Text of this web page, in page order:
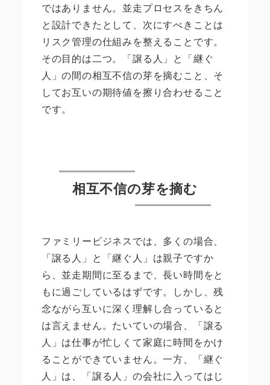
ではありません。並走プロセスをきちん
と設計できたとして、次にすべきことは
リスク管理の仕組みを整えることです。
その目的は二つ。「譲る人」と「継ぐ
人」の間の相互不信の芽を摘むこと、そ
してお互いの期待値を擦り合わせること
です。
相互不信の芽を摘む
ファミリービジネスでは、多くの場合、
「譲る人」と「継ぐ人」は親子ですか
ら、並走期間に至るまで、長い時間をと
もに過ごしているはずです。しかし、残
念ながら互いに深く理解し合っていると
は言えません。たいていの場合、「譲る
人」は仕事が忙しくて家庭に時間をかけ
ることができていません。一方、「継ぐ
人」は、「譲る人」の会社に入ってはじ